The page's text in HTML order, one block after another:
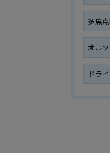
多焦
オル
ドラ